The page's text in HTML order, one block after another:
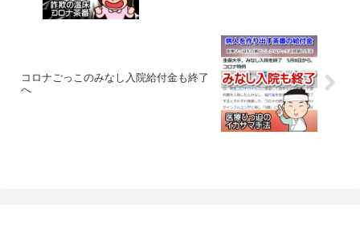
コロナごっこのみなし入院給付金も終了
へ